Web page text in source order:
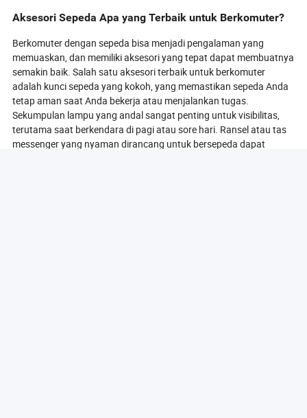
Aksesori Sepeda Apa yang Terbaik untuk Berkomuter?
Berkomuter dengan sepeda bisa menjadi pengalaman yang
memuaskan, dan memiliki aksesori yang tepat dapat membuatnya
semakin baik. Salah satu aksesori terbaik untuk berkomuter
adalah kunci sepeda yang kokoh, yang memastikan sepeda Anda
tetap aman saat Anda bekerja atau menjalankan tugas.
Sekumpulan lampu yang andal sangat penting untuk visibilitas,
terutama saat berkendara di pagi atau sore hari. Ransel atau tas
messenger yang nyaman dirancang untuk bersepeda dapat